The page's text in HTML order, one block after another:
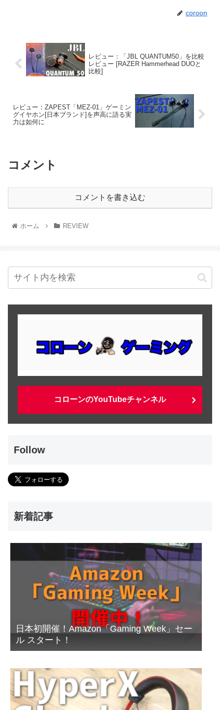
coroon
レビュー：「JBL QUANTUM50」を比較
レビュー [RAZER Hammerhead DUOと
比較]
レビュー：ZAPEST「MEZ-01」ゲーミン
グイヤホン[日本ブランド]を声高に語る実
力は如何に
コメント
コメントを書き込む
ホーム REVIEW
コローンのYouTubeチャンネル
Follow
新着記事
日本初開催！Amazon「Gaming Week」セー
ル スタート！